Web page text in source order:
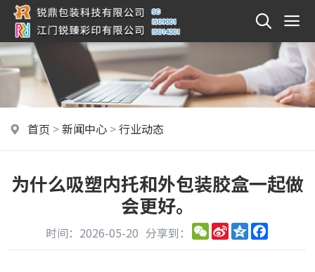
首页 >新闻中心 >行业动态
为什么吸塑内托和外包装胶盒一起做
会更好。
时间：2026-05-20 分享到： WeChat
Sina
Weibo
Qzone